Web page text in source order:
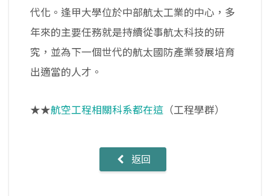
代化。逢甲大學位於中部航太工業的中心，多
年來的主要任務就是持續從事航太科技的研
究，並為下一個世代的航太國防產業發展培育
出適當的人才。
★★航空工程相關科系都在這 （工程學群）
返回